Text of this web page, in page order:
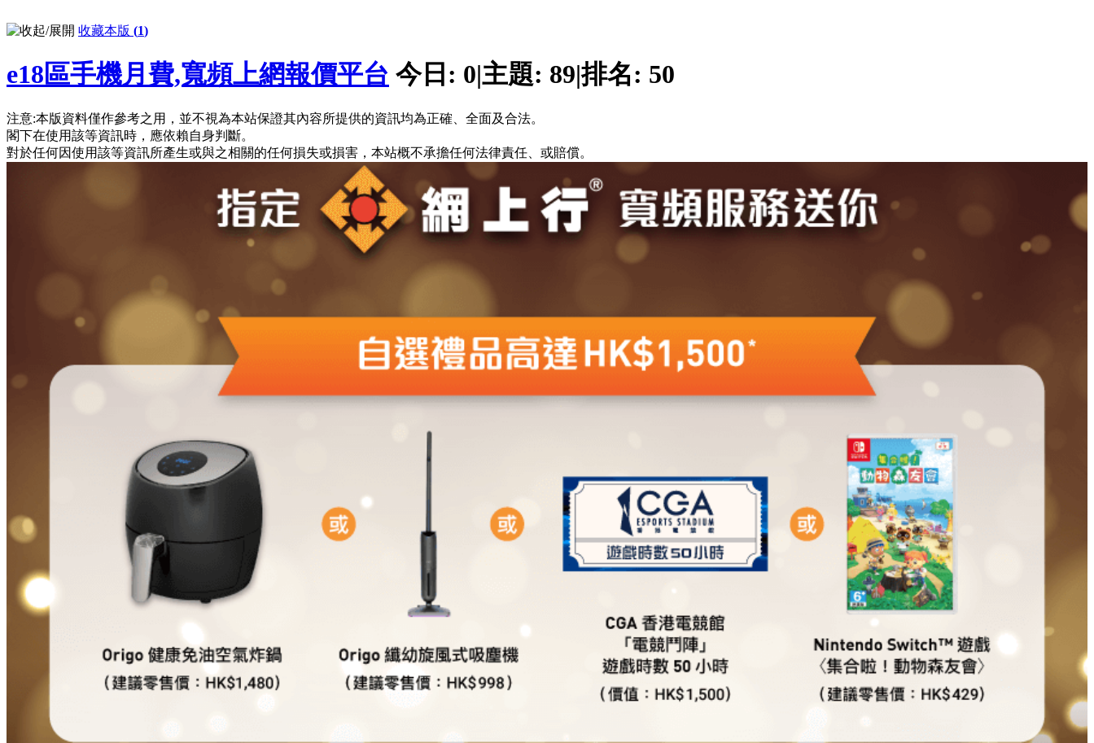
收藏本版 (1)
e18區手機月費,寬頻上網報價平台 今日: 0|主題: 89|排名: 50
注意:本版資料僅作參考之用，並不視為本站保證其內容所提供的資訊均為正確、全面及合法。
閣下在使用該等資訊時，應依賴自身判斷。
對於任何因使用該等資訊所產生或與之相關的任何損失或損害，本站概不承擔任何法律責任、或賠償。